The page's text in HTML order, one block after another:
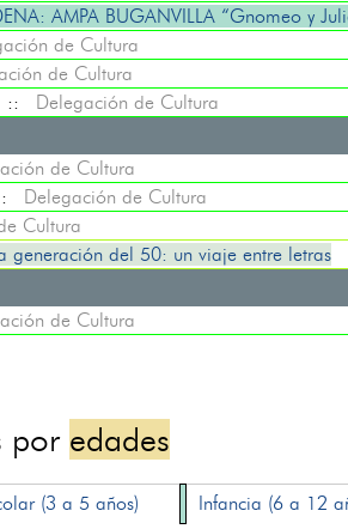
AMPA BUGANVILLA “Gnomeo y
de Cultura
de Cultura
:: Delegación de Cultura
de Cultura
Delegación de Cultura
Cultura
generación del 50: un viaje entre letras
de Cultura
por edades
(3 a 5 años) Infancia (6 a 12